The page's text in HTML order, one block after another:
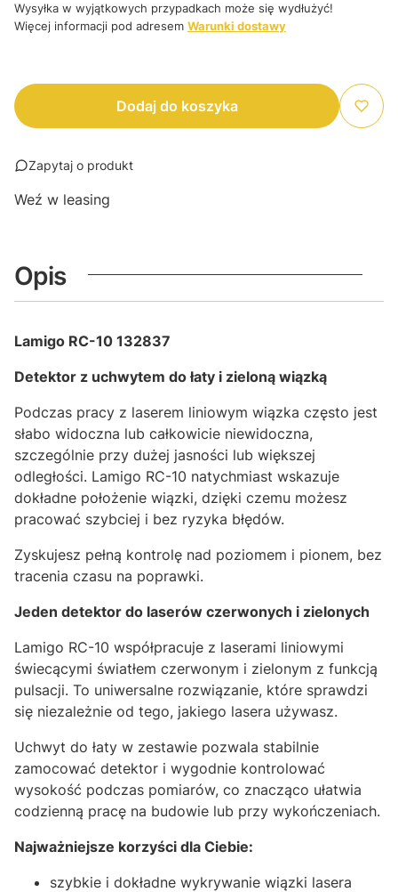
Wysyłka w wyjątkowych przypadkach może się wydłużyć!
Więcej informacji pod adresem Warunki dostawy
Dodaj do koszyka
Zapytaj o produkt
Weź w leasing
Opis
Lamigo RC-10 132837
Detektor z uchwytem do łaty i zieloną wiązką
Podczas pracy z laserem liniowym wiązka często jest
słabo widoczna lub całkowicie niewidoczna,
szczególnie przy dużej jasności lub większej
odległości. Lamigo RC-10 natychmiast wskazuje
dokładne położenie wiązki, dzięki czemu możesz
pracować szybciej i bez ryzyka błędów.
Zyskujesz pełną kontrolę nad poziomem i pionem, bez
tracenia czasu na poprawki.
Jeden detektor do laserów czerwonych i zielonych
Lamigo RC-10 współpracuje z laserami liniowymi
świecącymi światłem czerwonym i zielonym z funkcją
pulsacji. To uniwersalne rozwiązanie, które sprawdzi
się niezależnie od tego, jakiego lasera używasz.
Uchwyt do łaty w zestawie pozwala stabilnie
zamocować detektor i wygodnie kontrolować
wysokość podczas pomiarów, co znacząco ułatwia
codzienną pracę na budowie lub przy wykończeniach.
Najważniejsze korzyści dla Ciebie:
szybkie i dokładne wykrywanie wiązki lasera